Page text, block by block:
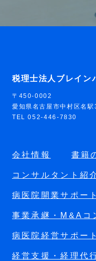
税理士法人ブレイン
〒450-0002
愛知県名古屋市中村区名
TEL 052-446-7830
会社情報 書籍
コンサルタント紹
病医院開業サポート
事業承継・M&Aコ
病医院経営サポート
経営支援・経理代